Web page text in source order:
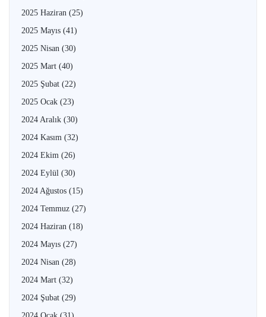
2025 Haziran (25)
2025 Mayıs (41)
2025 Nisan (30)
2025 Mart (40)
2025 Şubat (22)
2025 Ocak (23)
2024 Aralık (30)
2024 Kasım (32)
2024 Ekim (26)
2024 Eylül (30)
2024 Ağustos (15)
2024 Temmuz (27)
2024 Haziran (18)
2024 Mayıs (27)
2024 Nisan (28)
2024 Mart (32)
2024 Şubat (29)